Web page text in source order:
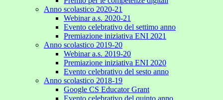
Anno scolastico 2020-21
Webinar a.s. 2020-21
Evento celebrativo del settimo anno
Premiazione iniziativa ENI 2021
Anno scolastico 2019-20
Webinar a.s. 2019-20
Premiazione iniziativa ENI 2020
Evento celebrativo del sesto anno
Anno scolastico 2018-19
Google CS Educator Grant
Evento celebrativo del quinto anno